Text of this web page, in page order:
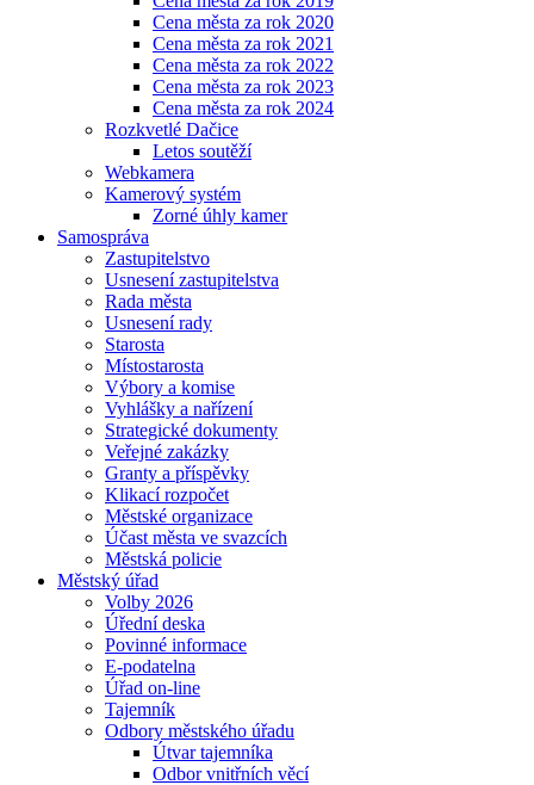
Cena města za rok 2020
Cena města za rok 2021
Cena města za rok 2022
Cena města za rok 2023
Cena města za rok 2024
Rozkvetlé Dačice
Letos soutěží
Webkamera
Kamerový systém
Zorné úhly kamer
Samospráva
Zastupitelstvo
Usnesení zastupitelstva
Rada města
Usnesení rady
Starosta
Místostarosta
Výbory a komise
Vyhlášky a nařízení
Strategické dokumenty
Veřejné zakázky
Granty a příspěvky
Klikací rozpočet
Městské organizace
Účast města ve svazcích
Městská policie
Městský úřad
Volby 2026
Úřední deska
Povinné informace
E-podatelna
Úřad on-line
Tajemník
Odbory městského úřadu
Útvar tajemníka
Odbor vnitřních věcí